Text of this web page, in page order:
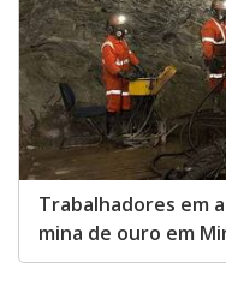
Trabalhadores em
mina de ouro em